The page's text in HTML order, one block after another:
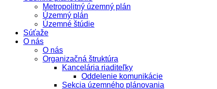
Metropolitný územný plán
Územný plán
Územné štúdie
Súťaže
O nás
O nás
Organizačná štruktúra
Kancelária riaditeľky
Oddelenie komunikácie
Sekcia územného plánovania